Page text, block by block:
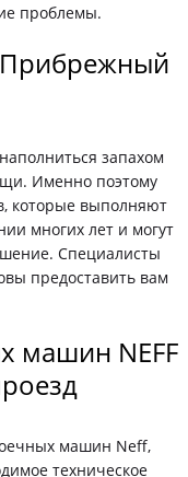
проблемы.
Прибрежный
запахом
Именно поэтому
которые выполняют
многих лет и могут
Специалисты
предоставить вам
машин NEFF
машин Neff,
техническое